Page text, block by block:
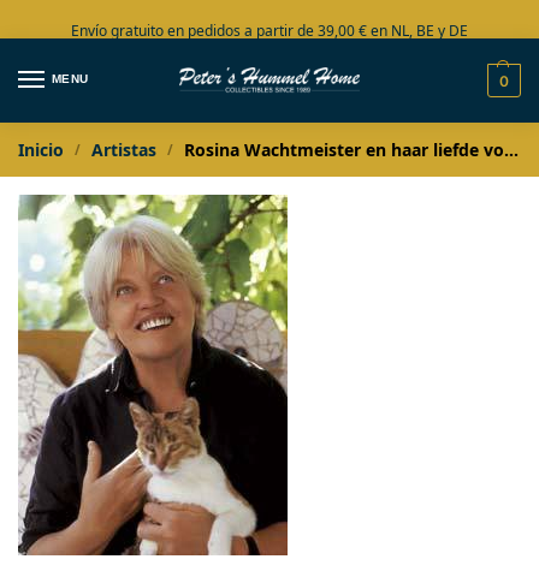
Envío gratuito en pedidos a partir de 39,00 € en NL, BE y DE
Amplia colección en stock
MENU 0
Inicio / Artistas / Rosina Wachtmeister en haar liefde voor katten